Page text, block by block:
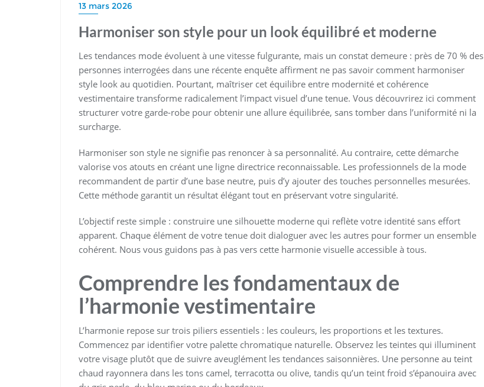
13 mars 2026
Harmoniser son style pour un look équilibré et moderne
Les tendances mode évoluent à une vitesse fulgurante, mais un constat demeure : près de 70 % des
personnes interrogées dans une récente enquête affirment ne pas savoir comment harmoniser
style look au quotidien. Pourtant, maîtriser cet équilibre entre modernité et cohérence
vestimentaire transforme radicalement l’impact visuel d’une tenue. Vous découvrirez ici comment
structurer votre garde-robe pour obtenir une allure équilibrée, sans tomber dans l’uniformité ni la
surcharge.
Harmoniser son style ne signifie pas renoncer à sa personnalité. Au contraire, cette démarche
valorise vos atouts en créant une ligne directrice reconnaissable. Les professionnels de la mode
recommandent de partir d’une base neutre, puis d’y ajouter des touches personnelles mesurées.
Cette méthode garantit un résultat élégant tout en préservant votre singularité.
L’objectif reste simple : construire une silhouette moderne qui reflète votre identité sans effort
apparent. Chaque élément de votre tenue doit dialoguer avec les autres pour former un ensemble
cohérent. Nous vous guidons pas à pas vers cette harmonie visuelle accessible à tous.
Comprendre les fondamentaux de
l’harmonie vestimentaire
L’harmonie repose sur trois piliers essentiels : les couleurs, les proportions et les textures.
Commencez par identifier votre palette chromatique naturelle. Observez les teintes qui illuminent
votre visage plutôt que de suivre aveuglément les tendances saisonnières. Une personne au teint
chaud rayonnera dans les tons camel, terracotta ou olive, tandis qu’un teint froid s’épanouira avec